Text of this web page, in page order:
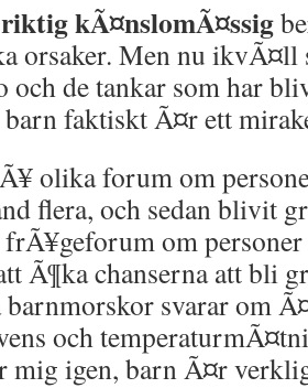
kÃ¤nslomÃ¤ssig
orsaker. Men nu
och de tankar som har
faktiskt Ã¤r ett
olika forum om
flera, och sedan blivit
om
Ã¶ka chanserna att bli
svarar om
och
mig igen, barn Ã¤r